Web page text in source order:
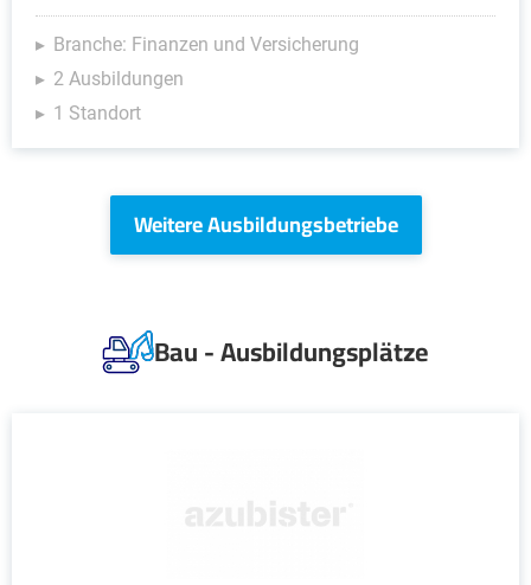
Branche: Finanzen und Versicherung
2 Ausbildungen
1 Standort
Weitere Ausbildungsbetriebe
Bau - Ausbildungsplätze